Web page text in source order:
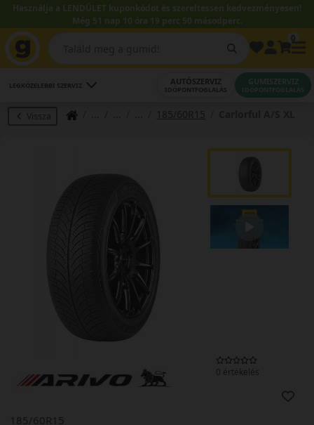
Használja a LENDÜLET kuponkódot és szereltessen kedvezményesen!
Még 51 nap 10 óra 19 perc 49 másodperc.
LEGKÖZELEBBI SZERVIZ AUTÓSZERVIZ
IDŐPONTFOGLALÁS
GUMISZERVIZ
IDŐPONTFOGLALÁS
Vissza 185/60R15
0 értékelés
185/60R15